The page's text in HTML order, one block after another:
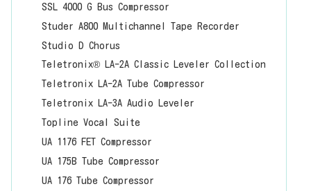
SSL 4000 G Bus Compressor
Studer A800 Multichannel Tape Recorder
Studio D Chorus
Teletronix® LA-2A Classic Leveler Collection
Teletronix LA-2A Tube Compressor
Teletronix LA-3A Audio Leveler
Topline Vocal Suite
UA 1176 FET Compressor
UA 175B Tube Compressor
UA 176 Tube Compressor